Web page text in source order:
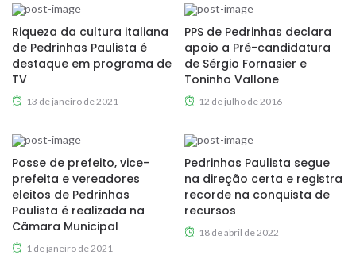
Riqueza da cultura italiana
de Pedrinhas Paulista é
destaque em programa de
TV
13 de janeiro de 2021
PPS de Pedrinhas declara
apoio a Pré-candidatura
de Sérgio Fornasier e
Toninho Vallone
12 de julho de 2016
Posse de prefeito, vice-
prefeita e vereadores
eleitos de Pedrinhas
Paulista é realizada na
Câmara Municipal
1 de janeiro de 2021
Pedrinhas Paulista segue
na direção certa e registra
recorde na conquista de
recursos
18 de abril de 2022